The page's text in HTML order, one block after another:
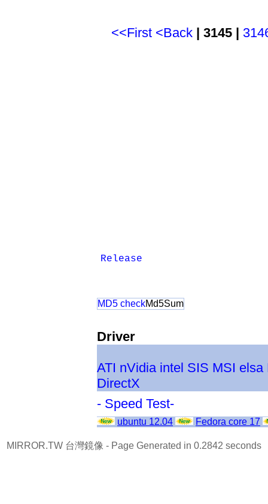
<<First <Back | 3145 |
Release
MD5 checkMd5Sum
Driver
ATI nVidia intel SIS MSI elsa
DirectX
- Speed Test-
ubuntu 12.04 Fedora core 17
MIRROR.TW 台灣鏡像 - Page Generated in 0.2842 seconds